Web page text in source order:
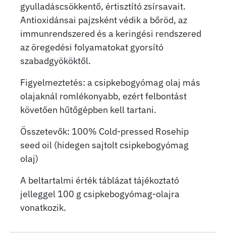
gyulladáscsökkentő, értisztító zsírsavait.
Antioxidánsai pajzsként védik a bőröd, az
immunrendszered és a keringési rendszered
az öregedési folyamatokat gyorsító
szabadgyököktől.
Figyelmeztetés: a csipkebogyómag olaj más
olajaknál romlékonyabb, ezért felbontást
követően hűtőgépben kell tartani.
Összetevők: 100% Cold-pressed Rosehip
seed oil (hidegen sajtolt csipkebogyómag
olaj)
A beltartalmi érték táblázat tájékoztató
jelleggel 100 g csipkebogyómag-olajra
vonatkozik.